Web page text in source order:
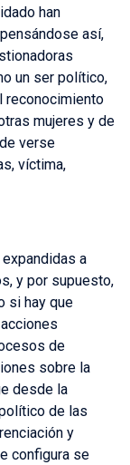
han
así,
un ser político,
reconocimiento
mujeres y de
verse
víctima,
a
y por supuesto,
si hay que
de
sobre la
desde la
de las
y
configura se